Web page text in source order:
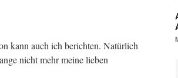
kann auch ich berichten. Natürlich
nicht mehr meine lieben